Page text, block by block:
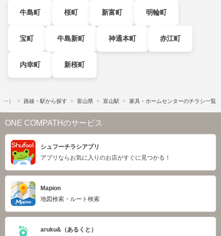
牛島町 桜町 新富町 明輪町
宝町 牛島新町 神通本町 赤江町
内幸町 新桜町
） 路線・駅から探す 富山県 富山駅 家具・ホームセンターのチラシ一覧
ONE COMPATHのサービス
シュフーチラシアプリ
アプリならお気に入りのお店がすぐに見つかる！
Mapion
地図検索・ルート検索
aruku&（あるくと）